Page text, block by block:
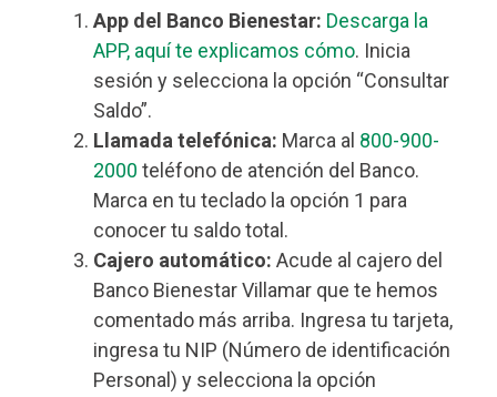
App del Banco Bienestar: Descarga la
APP, aquí te explicamos cómo. Inicia
sesión y selecciona la opción “Consultar
Saldo”.
Llamada telefónica: Marca al 800-900-
2000 teléfono de atención del Banco.
Marca en tu teclado la opción 1 para
conocer tu saldo total.
Cajero automático: Acude al cajero del
Banco Bienestar Villamar que te hemos
comentado más arriba. Ingresa tu tarjeta,
ingresa tu NIP (Número de identificación
Personal) y selecciona la opción